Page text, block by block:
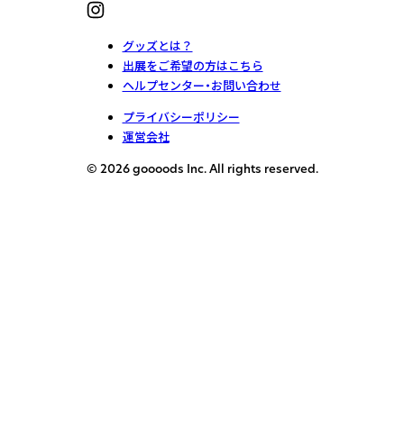
グッズとは？
出展をご希望の方はこちら
ヘルプセンター・お問い合わせ
プライバシーポリシー
運営会社
© 2026 goooods Inc. All rights reserved.